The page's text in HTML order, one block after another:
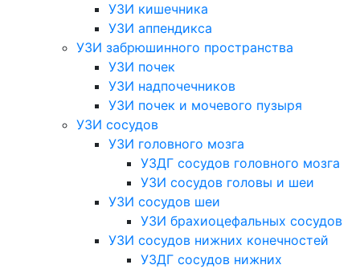
УЗИ кишечника
УЗИ аппендикса
УЗИ забрюшинного пространства
УЗИ почек
УЗИ надпочечников
УЗИ почек и мочевого пузыря
УЗИ сосудов
УЗИ головного мозга
УЗДГ сосудов головного мозга
УЗИ сосудов головы и шеи
УЗИ сосудов шеи
УЗИ брахиоцефальных сосудов
УЗИ сосудов нижних конечностей
УЗДГ сосудов нижних